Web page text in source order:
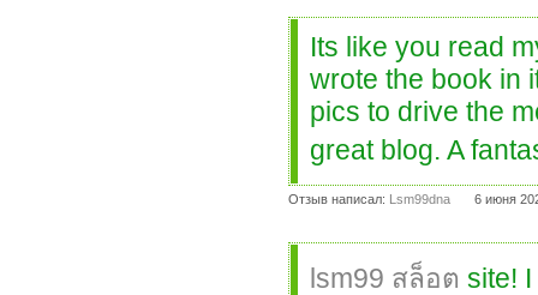
Its like you read
wrote the book in
pics to drive the
great blog. A
Отзыв написал: Lsm99dna 6 июня
lsm99 สล็อต site!